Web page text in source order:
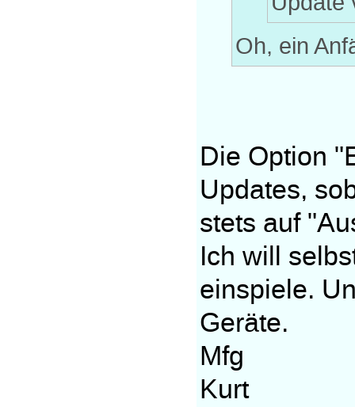
Oh, ein
Die Option
Updates,
stets auf
Ich will
einspiele.
Geräte.
Mfg
Kurt